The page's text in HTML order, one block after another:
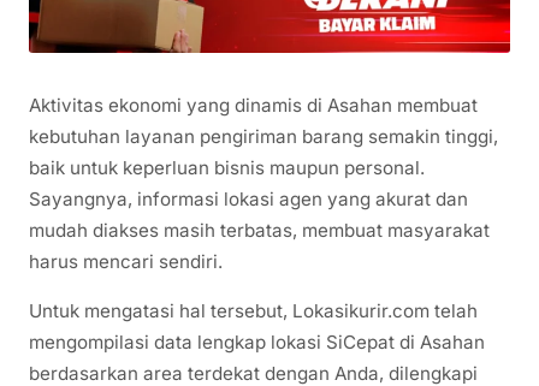
Aktivitas ekonomi yang dinamis di Asahan membuat
kebutuhan layanan pengiriman barang semakin tinggi,
baik untuk keperluan bisnis maupun personal.
Sayangnya, informasi lokasi agen yang akurat dan
mudah diakses masih terbatas, membuat masyarakat
harus mencari sendiri.
Untuk mengatasi hal tersebut, Lokasikurir.com telah
mengompilasi data lengkap lokasi SiCepat di Asahan
berdasarkan area terdekat dengan Anda, dilengkapi